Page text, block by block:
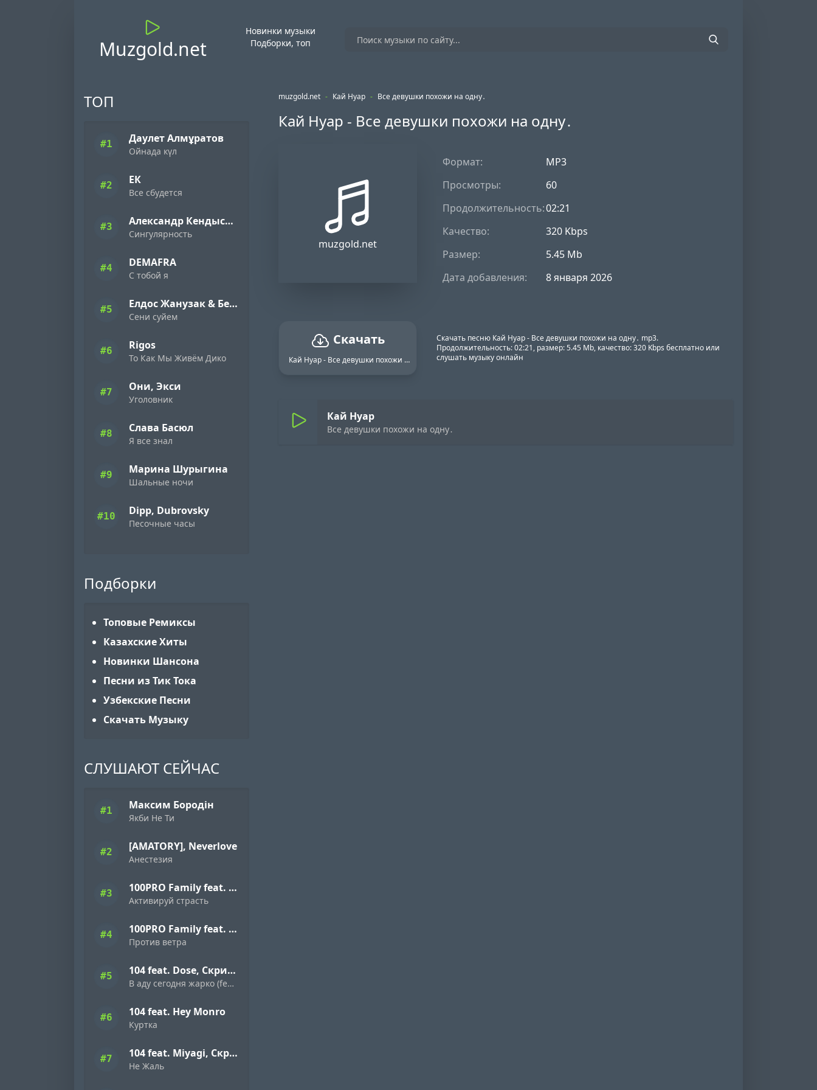
Muzgold.net
Новинки музыки
Подборки, топ
ТОП
#1 Даулет Алмұратов
Ойнада күл
#2 ЕК
Все сбудется
#3 Александр Кендысь & W.J.Rec
Сингулярность
#4 DEMAFRA
С тобой я
#5 Елдос Жанузак & Бейбарыс Садык
Сени суйем
#6 Rigos
То Как Мы Живём Дико
#7 Они, Экси
Уголовник
#8 Слава Басюл
Я все знал
#9 Марина Шурыгина
Шальные ночи
#10 Dipp, Dubrovsky
Песочные часы
Подборки
Топовые Ремиксы
Казахские Хиты
Новинки Шансона
Песни из Тик Тока
Узбекские Песни
Скачать Музыку
СЛУШАЮТ СЕЙЧАС
#1 Максим Бородін
Якби Не Ти
#2 [AMATORY], Neverlove
Анестезия
#3 100PRO Family feat. Dave Bra, Indigo, Режик, Кима, Slavon, Denny Presston, Буян, ШЕFF, Simagon, MonoSoul
Активируй страсть
#4 100PRO Family feat. Dave Bra, Кипер, Popovi4, Буян, Indigo, Simagon, ШЕFF, MonoSoul
Против ветра
#5 104 feat. Dose, Скриптонит
В аду сегодня жарко (feat. Dose & Скриптонит)
#6 104 feat. Hey Monro
Куртка
#7 104 feat. Miyagi, Скриптонит
Не Жаль
muzgold.net - Кай Нуар - Все девушки похожи на одну․
Кай Нуар - Все девушки похожи на одну․
muzgold.net
Формат:
MP3
Просмотры:
60
Продолжительность:02:21
Качество:
320 Kbps
Размер:
5.45 Mb
Дата добавления:
8 января 2026
Скачать
Кай Нуар - Все девушки похожи на одну․
Скачать песню Кай Нуар - Все девушки похожи на одну․ mp3.
Продолжительность: 02:21, размер: 5.45 Mb, качество: 320 Kbps бесплатно или
слушать музыку онлайн
Кай Нуар
Все девушки похожи на одну․